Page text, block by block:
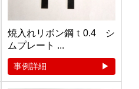
焼入れリボン鋼ｔ0.4 シ
ムプレート ...
事例詳細